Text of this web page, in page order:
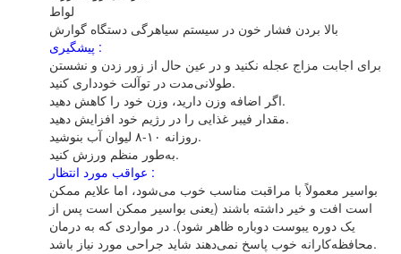
پیشگیری‌ :
برای‌ اجابت‌ مزاج‌ عجله‌ نکنید و در عین‌ حال‌ از زور زدن‌ و نشستن‌
طولانی‌مدت‌ در توآلت‌ خودداری‌ کنید.
اگر اضافه‌ وزن‌ دارید، وزن‌ خود را کاهش‌ دهید.
مقدار فیبر غذایی‌ را در رژیم‌ خود افزایش‌ دهید.
روزانه‌ ۱۰-۸ لیوان‌ آب‌ بنوشید.
به‌طور منظم‌ ورزش‌ کنید.
عواقب‌ مورد انتظار :
بواسیر معمولاً با مراقبت‌ مناسب‌ خوب‌ می‌شود، اما علایم‌ ممکن‌
است‌ افت‌ و خیر داشته‌ باشند (یعنی‌ بواسیر ممکن‌ است‌ پس‌ از
یک‌ دوره‌ یبوست‌ دوباره‌ ظاهر شود). در مواردی‌ که‌ به‌ درمان‌
محافظه‌کارانه‌ خوب‌ پاسخ‌ نمی‌دهند شاید جراحی‌ مورد نیاز باشد.